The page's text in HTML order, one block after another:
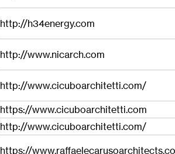
http://h34energy.com
http://www.nicarch.com
http://www.cicuboarchitetti.com/
https://www.cicuboarchitetti.com
http://www.cicuboarchitetti.com/
https://